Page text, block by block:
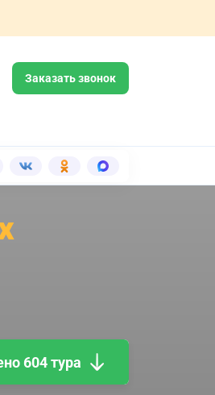
Заказать звонок
604 тура